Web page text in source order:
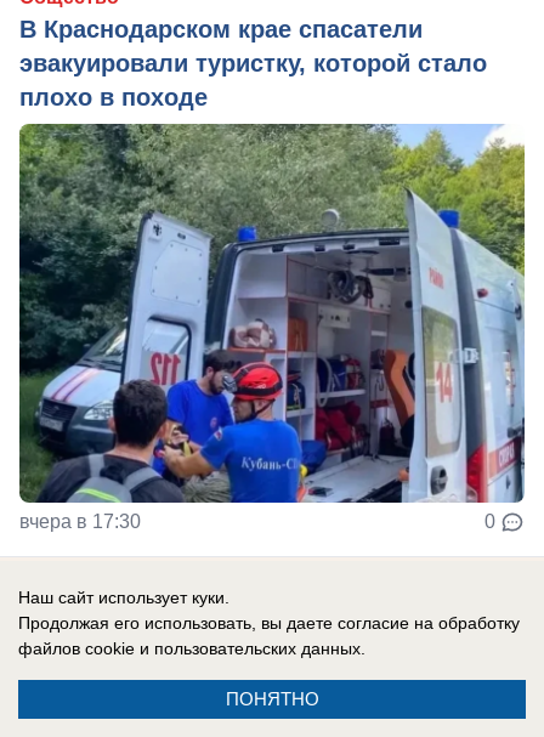
В Краснодарском крае спасатели
эвакуировали туристку, которой стало
плохо в походе
вчера в 17:30 0
Общество
Кубань оказалась в числе самых
проблемных регионов по ипотеке
Наш сайт использует куки.
Продолжая его использовать, вы даете согласие на обработку
файлов cookie и пользовательских данных.
ПОНЯТНО